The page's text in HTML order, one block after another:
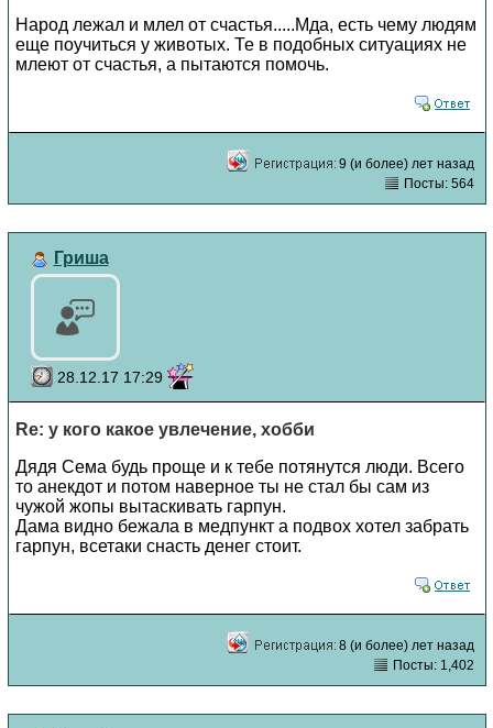
Народ лежал и млел от счастья.....Мда, есть чему людям
еще поучиться у животых. Те в подобных ситуациях не
млеют от счастья, а пытаются помочь.
9 (и более) лет назад
Посты: 564
Гриша
28.12.17 17:29
Re: у кого какое увлечение, хобби
Дядя Сема будь проще и к тебе потянутся люди. Всего
то анекдот и потом наверное ты не стал бы сам из
чужой жопы вытаскивать гарпун.
Дама видно бежала в медпункт а подвох хотел забрать
гарпун, всетаки снасть денег стоит.
8 (и более) лет назад
Посты: 1,402